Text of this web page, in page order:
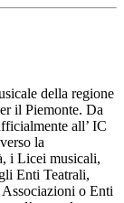
della regione
il Piemonte. Da
all’ IC
la
i Licei musicali,
Enti Teatrali,
o Enti